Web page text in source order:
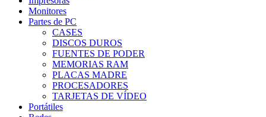
Monitores
Partes de PC
CASES
DISCOS DUROS
FUENTES DE PODER
MEMORIAS RAM
PLACAS MADRE
PROCESADORES
TARJETAS DE VÍDEO
Portátiles